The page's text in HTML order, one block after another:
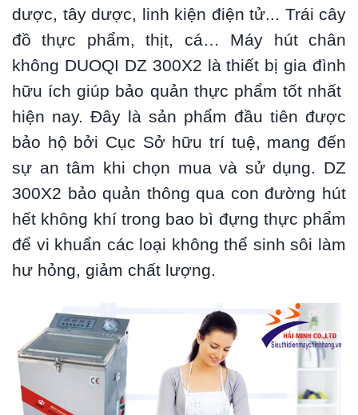
dược, tây dược, linh kiện điện tử... Trái cây
đồ thực phẩm, thịt, cá… Máy hút chân
không DUOQI DZ 300X2 là thiết bị gia đình
hữu ích giúp bảo quản thực phẩm tốt nhất
hiện nay. Đây là sản phẩm đầu tiên được
bảo hộ bởi Cục Sở hữu trí tuệ, mang đến
sự an tâm khi chọn mua và sử dụng. DZ
300X2 bảo quản thông qua con đường hút
hết không khí trong bao bì đựng thực phẩm
để vi khuẩn các loại không thể sinh sôi làm
hư hỏng, giảm chất lượng.